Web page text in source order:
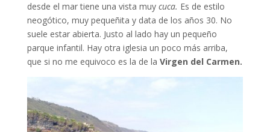
desde el mar tiene una vista muy cuca. Es de estilo
neogótico, muy pequeñita y data de los años 30. No
suele estar abierta. Justo al lado hay un pequeño
parque infantil. Hay otra iglesia un poco más arriba,
que si no me equivoco es la de la Virgen del Carmen.